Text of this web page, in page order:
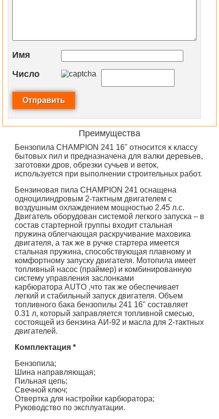
Имя
Число
Преимущества
Бензопила CHAMPION 241 16" относится к классу
бытовых пил и предназначена для валки деревьев,
заготовки дров, обрезки сучьев и веток,
используется при выполнении строительных работ.
Бензиновая пила CHAMPION 241 оснащена
одноцилиндровым 2-тактным двигателем с
воздушным охлаждением мощностью 2.45 л.с.
Двигатель оборудован системой легкого запуска – в
состав стартерной группы входит стальная
пружина облегчающая раскручивание маховика
двигателя, а так же в ручке стартера имеется
стальная пружина, способствующая плавному и
комфортному запуску двигателя. Мотопила имеет
топливный насос (праймер) и комбинированную
систему управления заслонками
карбюратора AUTO ,что так же обеспечивает
легкий и стабильный запуск двигателя. Объем
топливного бака бензопилы 241 16" составляет
0.31 л, который заправляется топливной смесью,
состоящей из бензина АИ-92 и масла для 2-тактных
двигателей.
Комплектация *
Бензопила;
Шина направляющая;
Пильная цепь;
Свечной ключ;
Отвертка для настройки карбюратора;
Руководство по эксплуатации.